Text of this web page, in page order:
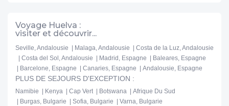
Voyage Huelva :
visiter et découvrir...
Seville, Andalousie Malaga, Andalousie
Costa de la Luz, Andalousie
Costa del Sol, Andalousie
Madrid, Espagne
Baleares, Espagne
Barcelone, Espagne
Canaries, Espagne Andalousie, Espagne
PLUS DE SEJOURS D'EXCEPTION :
Namibie Kenya Cap Vert Botswana
Afrique Du Sud
Burgas, Bulgarie
Sofia, Bulgarie
Varna, Bulgarie